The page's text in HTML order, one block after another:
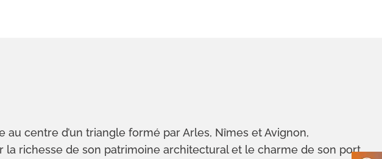
au centre d’un triangle formé par Arles, Nîmes et Avignon,
richesse de son patrimoine architectural et le charme de son port